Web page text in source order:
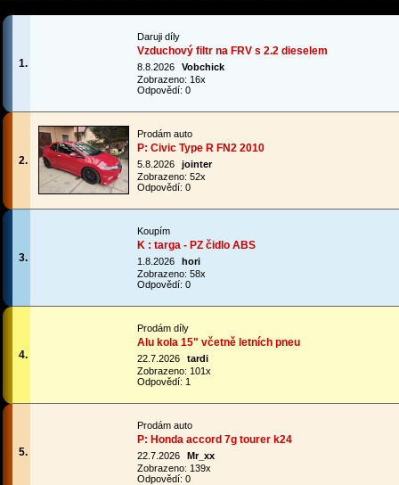
1.
Daruji díly
Vzduchový filtr na FRV s 2.2 dieselem
8.8.2026
Vobchick
Zobrazeno: 16x
Odpovědí: 0
2.
Prodám auto
P: Civic Type R FN2 2010
5.8.2026
jointer
Zobrazeno: 52x
Odpovědí: 0
3.
Koupím
K : targa - PZ čidlo ABS
1.8.2026
hori
Zobrazeno: 58x
Odpovědí: 0
4.
Prodám díly
Alu kola 15" včetně letních pneu
22.7.2026
tardi
Zobrazeno: 101x
Odpovědí: 1
5.
Prodám auto
P: Honda accord 7g tourer k24
22.7.2026
Mr_xx
Zobrazeno: 139x
Odpovědí: 0